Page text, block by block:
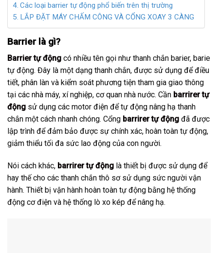
Các loại barrier tự động phổ biến trên thị trường
LẮP ĐẶT MÁY CHẤM CÔNG VÀ CỔNG XOAY 3 CÀNG
Barrier là gì?
Barrier tự động có nhiều tên gọi như thanh chắn barier, barie
tự động. Đây là một dạng thanh chắn, được sử dụng để điều
tiết, phân làn và kiểm soát phương tiện tham gia giao thông
tại các nhà máy, xí nghiệp, cơ quan nhà nước. Cần barrirer tự
động sử dụng các motor điện để tự động nâng hạ thanh
chắn một cách nhanh chóng. Cổng barrirer tự động đã được
lập trình để đảm bảo được sự chính xác, hoàn toàn tự động,
giảm thiểu tối đa sức lao động của con người.
Nói cách khác, barrirer tự động là thiết bị được sử dụng để
hay thế cho các thanh chắn thô sơ sử dụng sức người vận
hành. Thiết bị vận hành hoàn toàn tự động bằng hệ thống
động cơ điện và hệ thống lò xo kép để nâng hạ.